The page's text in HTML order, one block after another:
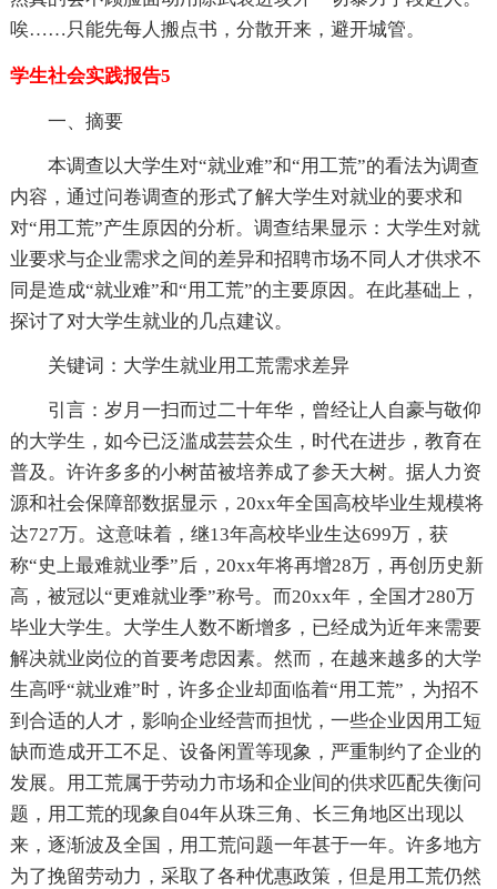
唉……只能先每人搬点书，分散开来，避开城管。
学生社会实践报告5
一、摘要
本调查以大学生对“就业难”和“用工荒”的看法为调查
内容，通过问卷调查的形式了解大学生对就业的要求和
对“用工荒”产生原因的分析。调查结果显示：大学生对就
业要求与企业需求之间的差异和招聘市场不同人才供求不
同是造成“就业难”和“用工荒”的主要原因。在此基础上，
探讨了对大学生就业的几点建议。
关键词：大学生就业用工荒需求差异
引言：岁月一扫而过二十年华，曾经让人自豪与敬仰
的大学生，如今已泛滥成芸芸众生，时代在进步，教育在
普及。许许多多的小树苗被培养成了参天大树。据人力资
源和社会保障部数据显示，20xx年全国高校毕业生规模将
达727万。这意味着，继13年高校毕业生达699万，获
称“史上最难就业季”后，20xx年将再增28万，再创历史新
高，被冠以“更难就业季”称号。而20xx年，全国才280万
毕业大学生。大学生人数不断增多，已经成为近年来需要
解决就业岗位的首要考虑因素。然而，在越来越多的大学
生高呼“就业难”时，许多企业却面临着“用工荒”，为招不
到合适的人才，影响企业经营而担忧，一些企业因用工短
缺而造成开工不足、设备闲置等现象，严重制约了企业的
发展。用工荒属于劳动力市场和企业间的供求匹配失衡问
题，用工荒的现象自04年从珠三角、长三角地区出现以
来，逐渐波及全国，用工荒问题一年甚于一年。许多地方
为了挽留劳动力，采取了各种优惠政策，但是用工荒仍然